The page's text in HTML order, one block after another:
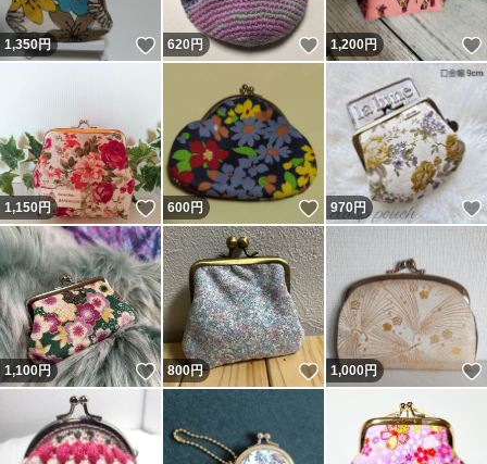
1,350円 いいね！
620円 いいね！
1,200円
1,150円 いいね！
600円 いいね！
970円
1,100円 いいね！
800円 いいね！
1,000円